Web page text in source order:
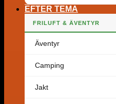
EFTER TEMA
FRILUFT & ÄVENTYR
Äventyr
Camping
Jakt